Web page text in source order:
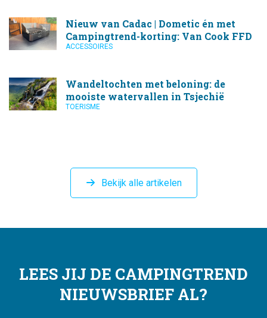
Nieuw van Cadac | Dometic én met
Campingtrend-korting: Van Cook FFD
ACCESSOIRES
Wandeltochten met beloning: de
mooiste watervallen in Tsjechië
TOERISME
Bekijk alle artikelen
LEES JIJ DE CAMPINGTREND
NIEUWSBRIEF AL?